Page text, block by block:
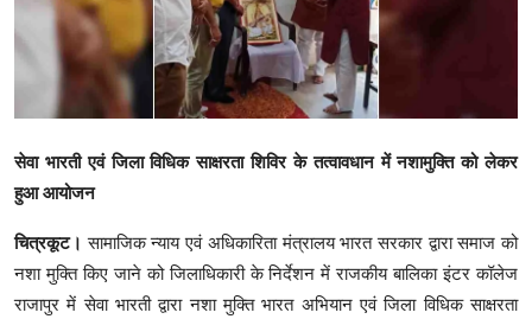
मनोरंजन
सेवा भारती एवं जिला विधिक साक्षरता शिविर के तत्वावधान में नशामुक्ति को लेकर
हुआ आयोजन
चित्रकूट।सामाजिक न्याय एवं अधिकारिता मंत्रालय भारत सरकार द्वारा समाज को
नशा मुक्ति किए जाने को जिलाधिकारी के निर्देशन में राजकीय बालिका इंटर कॉलेज
राजापुर में सेवा भारती द्वारा नशा मुक्ति भारत अभियान एवं जिला विधिक साक्षरता